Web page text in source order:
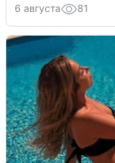
6 августа 81